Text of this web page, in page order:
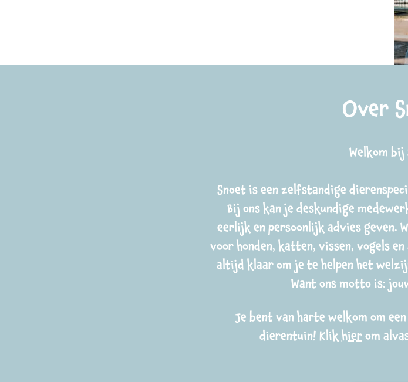
Over
Welkom bij
Snoet is een zelfstandige
Bij ons kan je deskundige
eerlijk en persoonlijk advies geven.
voor honden, katten, vissen, vogels
altijd klaar om je te helpen het
Want ons motto is:
Je bent van harte welkom om
dierentuin! Klikhierom